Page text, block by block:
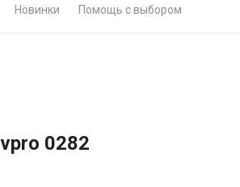
Помощь с выбором
Новинки
0282